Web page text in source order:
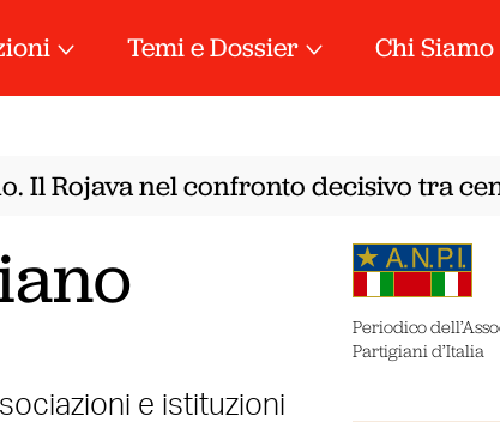
Temi e Dossier Chi Siamo
Rojava nel confronto decisivo tra
e istituzioni
Periodico
Partigiani d’Italia